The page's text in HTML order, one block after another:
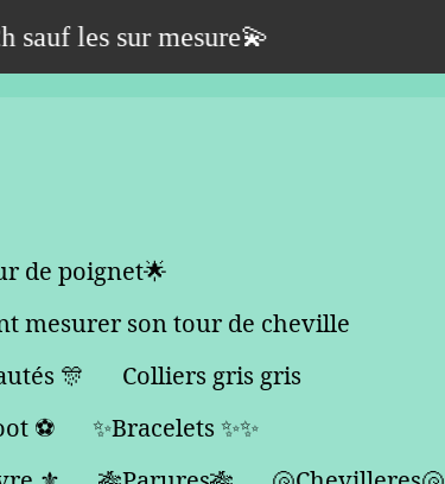
sauf les sur mesure💫
de poignet🌟
mesurer son tour de cheville
🎊
Colliers gris gris
⚽️
✨Bracelets ✨✨